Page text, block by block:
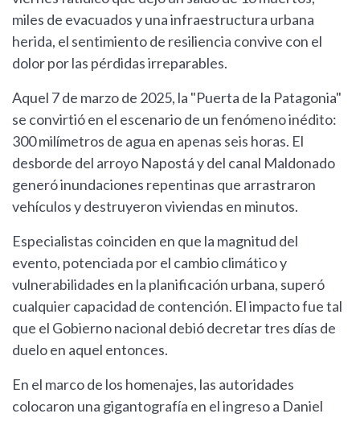
miles de evacuados y una infraestructura urbana
herida, el sentimiento de resiliencia convive con el
dolor por las pérdidas irreparables.
Aquel 7 de marzo de 2025, la "Puerta de la Patagonia"
se convirtió en el escenario de un fenómeno inédito:
300 milímetros de agua en apenas seis horas. El
desborde del arroyo Napostá y del canal Maldonado
generó inundaciones repentinas que arrastraron
vehículos y destruyeron viviendas en minutos.
Especialistas coinciden en que la magnitud del
evento, potenciada por el cambio climático y
vulnerabilidades en la planificación urbana, superó
cualquier capacidad de contención. El impacto fue tal
que el Gobierno nacional debió decretar tres días de
duelo en aquel entonces.
En el marco de los homenajes, las autoridades
colocaron una gigantografía en el ingreso a Daniel